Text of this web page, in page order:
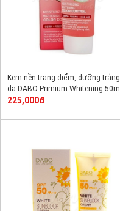
Kem nền trang điểm, dưỡng trắng
da DABO Primium Whitening 50ml
225,000đ